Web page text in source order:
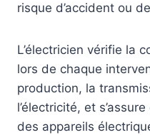
risque d’accident ou
L’électricien vérifie la
lors de chaque
production, la
l’électricité, et
des appareils